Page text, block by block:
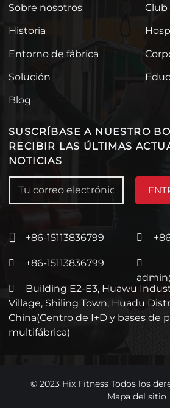
Sobre nosotros
Historia
Entorno de fábrica
Solución
Blog
Club
SUSCRÍBASE A NUESTRO
RECIBIR LAS ÚLTIMAS
NOTICIAS
+86-15113836799
+86-15113836799
Building E2-E3, Huawu
Village, Shiling Town, Huadu
China(Centro de I+D y bases de
multifábrica)
© 2023 Hix Fitness Todos los
Mapa del sitio